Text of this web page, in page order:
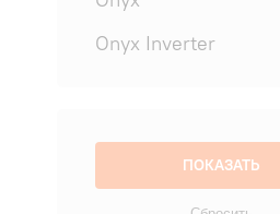
Onyx Inverter